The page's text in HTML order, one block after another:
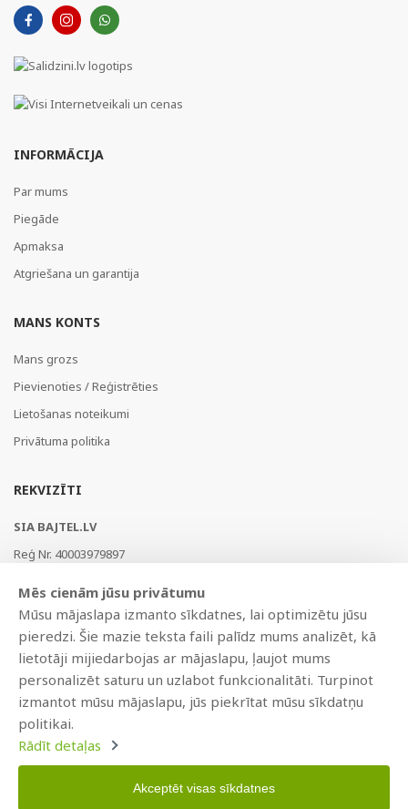
INFORMĀCIJA
Par mums
Piegāde
Apmaksa
Atgriešana un garantija
MANS KONTS
Mans grozs
Pievienoties / Reģistrēties
Lietošanas noteikumi
Privātuma politika
REKVIZĪTI
SIA BAJTEL.LV
Reģ Nr. 40003979897
AS Swedbank, HABALV22
LV53HABA0551019240274
Mēs cienām jūsu privātumu
Mūsu mājaslapa izmanto sīkdatnes, lai optimizētu jūsu
pieredzi. Šie mazie teksta faili palīdz mums analizēt, kā
lietotāji mijiedarbojas ar mājaslapu, ļaujot mums
personalizēt saturu un uzlabot funkcionalitāti. Turpinot
izmantot mūsu mājaslapu, jūs piekrītat mūsu sīkdatņu
politikai.
Rādīt detaļas
Akceptēt visas sīkdatnes